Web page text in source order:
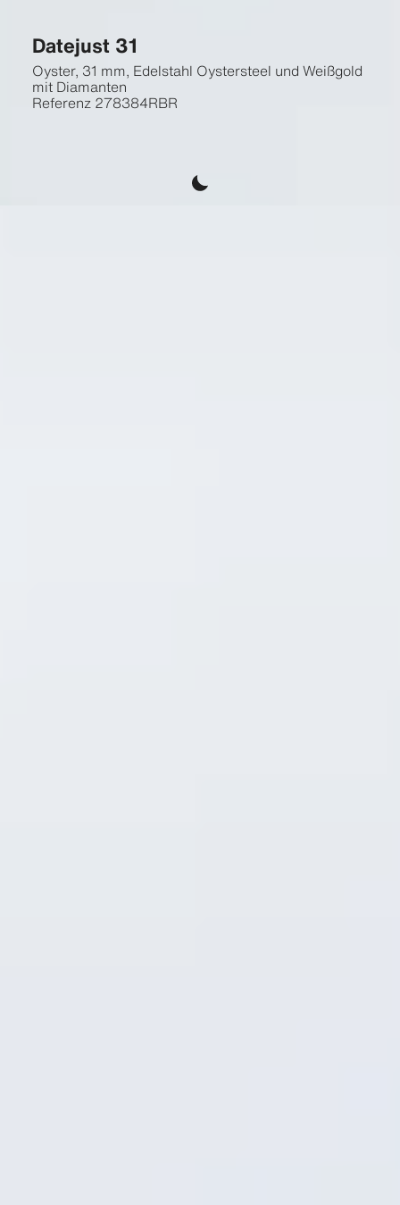
Datejust 31
Oyster, 31 mm, Edelstahl Oystersteel und Weißgold
mit Diamanten
Referenz 278384RBR